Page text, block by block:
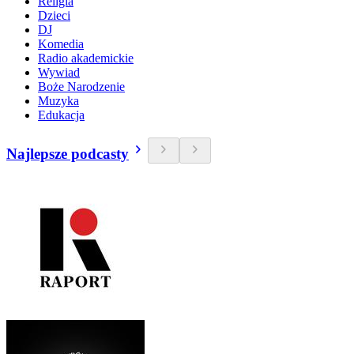
Dzieci
DJ
Komedia
Radio akademickie
Wywiad
Boże Narodzenie
Muzyka
Edukacja
Najlepsze podcasty